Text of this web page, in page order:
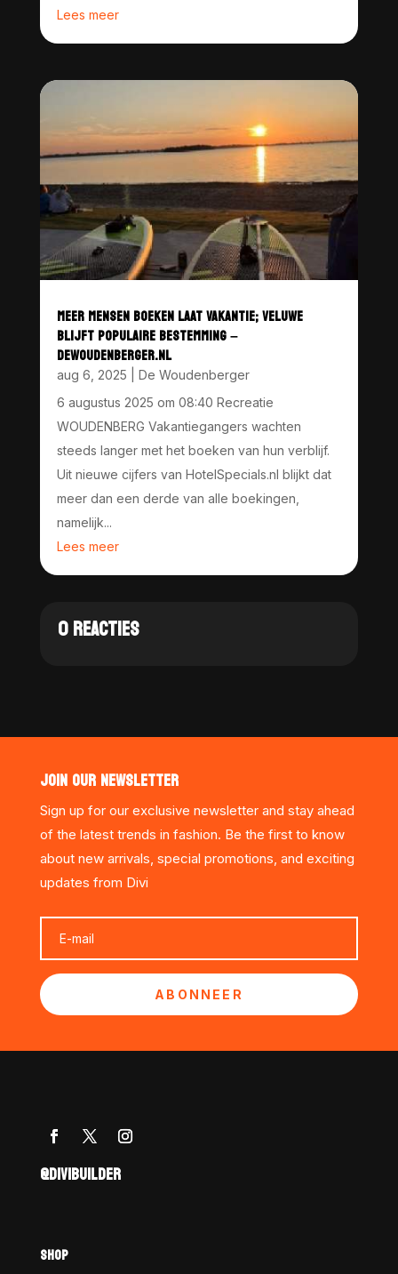
Lees meer
MEER MENSEN BOEKEN LAAT VAKANTIE; VELUWE
BLIJFT POPULAIRE BESTEMMING –
DEWOUDENBERGER.NL
aug 6, 2025
De Woudenberger
6 augustus 2025 om 08:40 Recreatie
WOUDENBERG Vakantiegangers wachten
steeds langer met het boeken van hun verblijf.
Uit nieuwe cijfers van HotelSpecials.nl blijkt dat
meer dan een derde van alle boekingen,
namelijk...
Lees meer
0 REACTIES
JOIN OUR NEWSLETTER
Sign up for our exclusive newsletter and stay ahead
of the latest trends in fashion. Be the first to know
about new arrivals, special promotions, and exciting
updates from Divi
ABONNEER
@DIVIBUILDER
SHOP